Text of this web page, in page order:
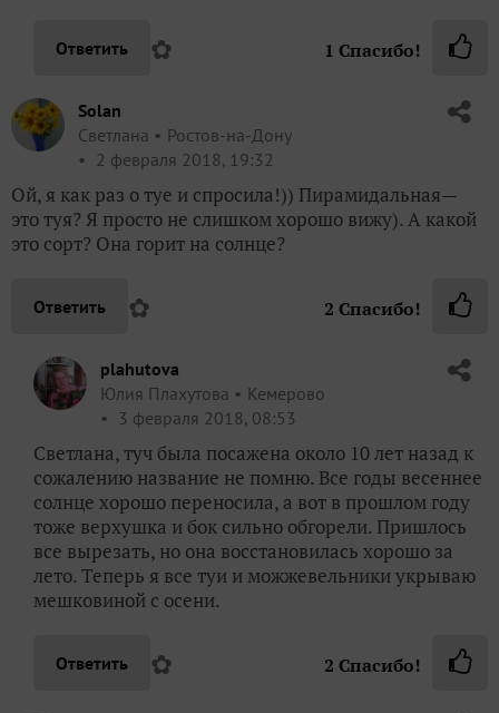
Ответить ✿ 1 Спасибо!
Solan
Светлана
Ростов-на-Дону
2 февраля 2018, 19:32
Ой, я как раз о туе и спросила!)) Пирамидальная—
это туя? Я просто не слишком хорошо вижу). А какой
это сорт? Она горит на солнце?
Ответить ✿ 2 Спасибо!
plahutova
Юлия Плахутова
Кемерово
3 февраля 2018, 08:53
Светлана, туч была посажена около 10 лет назад к
сожалению название не помню. Все годы весеннее
солнце хорошо переносила, а вот в прошлом году
тоже верхушка и бок сильно обгорели. Пришлось
все вырезать, но она восстановилась хорошо за
лето. Теперь я все туи и можжевельники укрываю
мешковиной с осени.
Ответить ✿ 2 Спасибо!